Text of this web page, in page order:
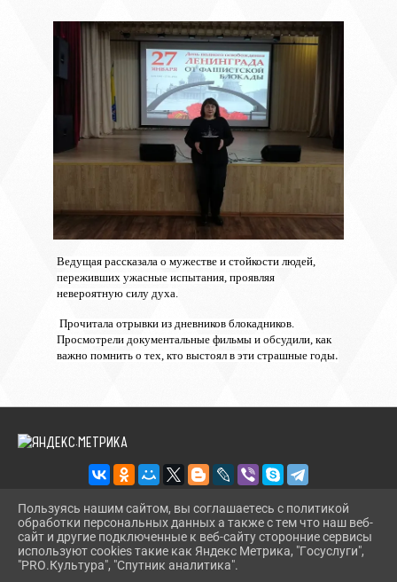
Ведущая рассказала о мужестве и стойкости людей,
переживших ужасные испытания, проявляя
невероятную силу духа.
Прочитала отрывки из дневников блокадников.
Просмотрели документальные фильмы и обсудили, как
важно помнить о тех, кто выстоял в эти страшные годы.
2026 Г. SKOBA-DK.GULKULT.RU
ВХОД
КАРТА САЙТА
Пользуясь нашим сайтом, вы соглашаетесь с политикой
обработки персональных данных а также с тем что наш веб-
сайт и другие подключенные к веб-сайту сторонние сервисы
используют cookies такие как Яндекс Метрика, "Госуслуги",
"PRO.Культура", "Спутник аналитика".